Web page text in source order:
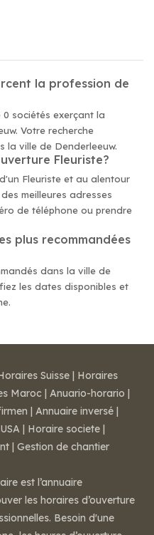
la profession de
sociétés exerçant la
Votre recherche
la ville de Denderleeuw.
Fleuriste?
Fleuriste et au alentour
meilleures adresses
de téléphone ou prendre
plus recommandées
dans la ville de
les dates disponibles et
Suisse | Horaires
Maroc | Anuario-horario |
| Annuaire inversé |
| Horaire societe |
| Gestion de chantier
est l’annuaire
les horaires d’ouverture
Besoin d'une